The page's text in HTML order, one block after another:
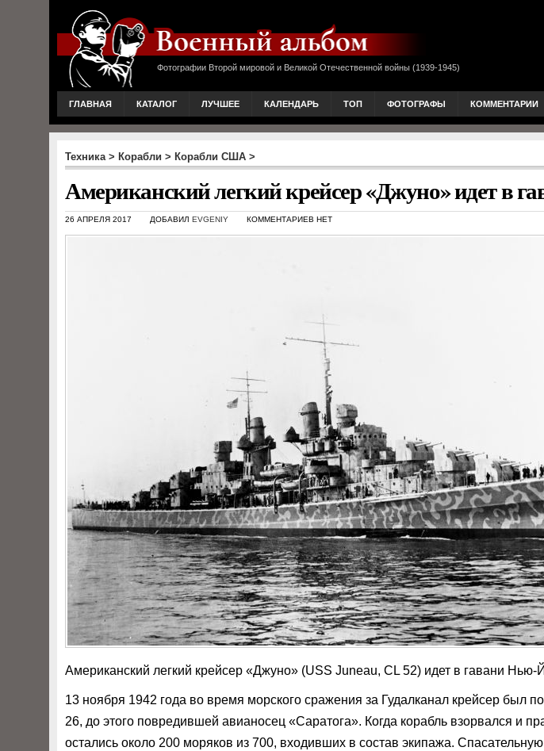
Фотографии Второй мировой и Великой Отечественной войны (1939-1945)
ГЛАВНАЯ КАТАЛОГ ЛУЧШЕЕ КАЛЕНДАРЬ ТОП ФОТОГРАФЫ КОММЕНТАРИИ
Техника> Корабли > Корабли США >
Американский легкий крейсер «Джуно» идет в
26 АПРЕЛЯ 2017 ДОБАВИЛ EVGENIY КОММЕНТАРИЕВ НЕТ
Американский легкий крейсер «Джуно» (USS Juneau, CL 52) идет в гавани Нью-
13 ноября 1942 года во время морского сражения за Гудалканал крейсер был
26, до этого повредившей авианосец «Саратога». Когда корабль взорвался и
остались около 200 моряков из 700, входивших в состав экипажа.